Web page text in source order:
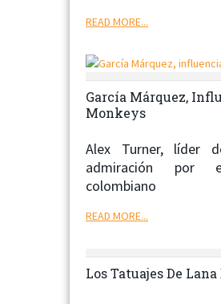
READ MORE...
García Márquez,
Monkeys
Alex Turner, líder
admiración por
colombiano
READ MORE...
Los Tatuajes De Lana